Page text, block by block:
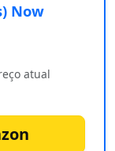
Now
atual